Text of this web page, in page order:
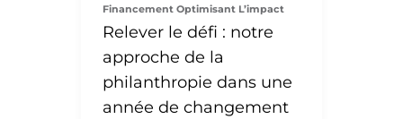
Financement Optimisant L’impact
Relever le défi : notre
approche de la
philanthropie dans une
année de changement